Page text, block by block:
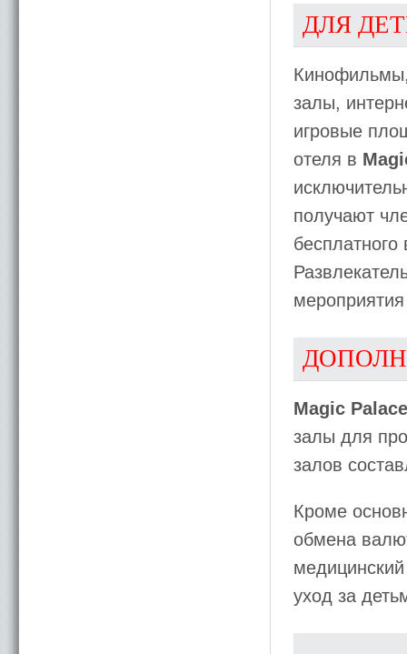
ДЛЯ
залы,
игровые
отеля в
получают
Magic
залы для
залов
Кроме
обмена
уход за